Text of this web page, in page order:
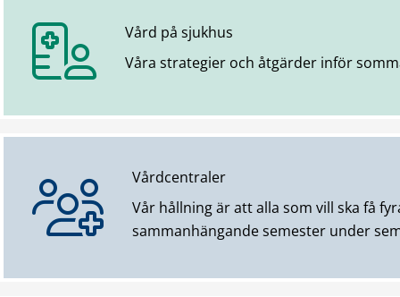
Vård på sjukhus
Våra strategier och åtgärder inför
Vårdcentraler
Vår hållning är att alla som vill ska få
sammanhängande semester under